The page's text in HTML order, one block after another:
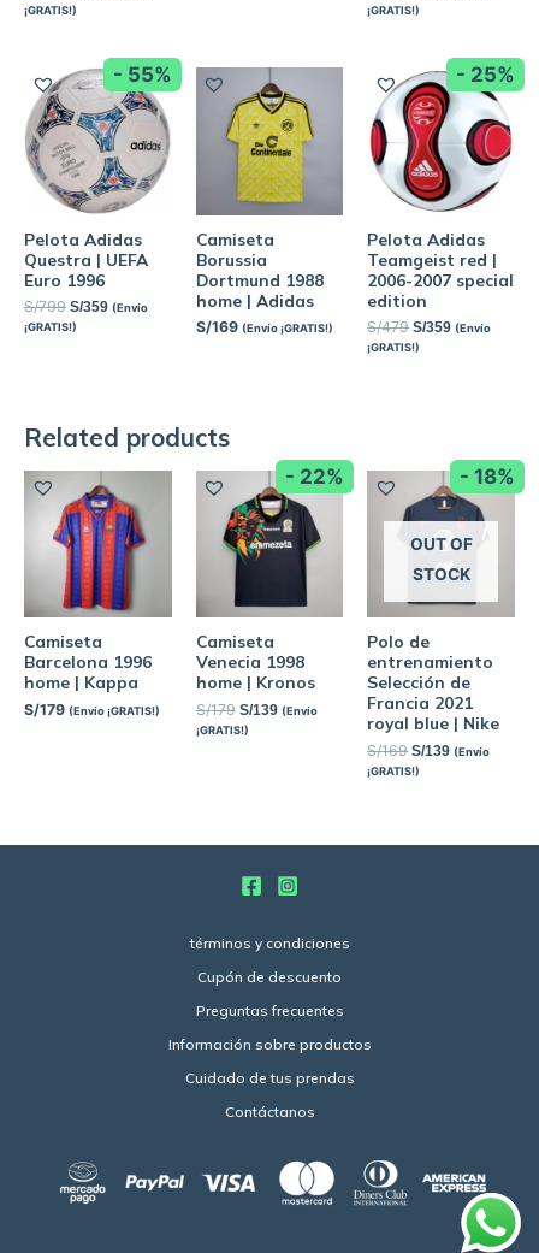
¡GRATIS!)
¡GRATIS!)
- 55%
Pelota Adidas
Questra | UEFA
Euro 1996
S/799 S/359 (Envío
¡GRATIS!)
Camiseta
Borussia
Dortmund 1988
home | Adidas
S/169 (Envío ¡GRATIS!)
- 25%
Pelota Adidas
Teamgeist red |
2006-2007 special
edition
S/479 S/359 (Envío
¡GRATIS!)
Related products
Camiseta
Barcelona 1996
home | Kappa
S/179 (Envío ¡GRATIS!)
- 22%
Camiseta
Venecia 1998
home | Kronos
S/179 S/139 (Envío
¡GRATIS!)
- 18%
OUT OF
STOCK
Polo de
entrenamiento
Selección de
Francia 2021
royal blue | Nike
S/169 S/139 (Envío
¡GRATIS!)
términos y condiciones
Cupón de descuento
Preguntas frecuentes
Información sobre productos
Cuidado de tus prendas
Contáctanos